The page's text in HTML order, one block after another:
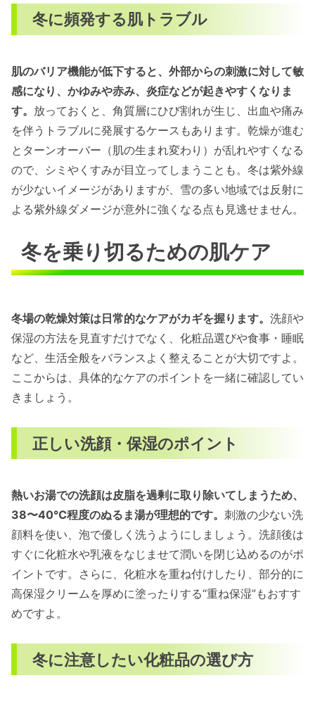
冬に頻発する肌トラブル
肌のバリア機能が低下すると、外部からの刺激に対して敏
感になり、かゆみや赤み、炎症などが起きやすくなりま
す。 放っておくと、角質層にひび割れが生じ、出血や痛み
を伴うトラブルに発展するケースもあります。乾燥が進む
とターンオーバー（肌の生まれ変わり）が乱れやすくなる
ので、シミやくすみが目立ってしまうことも。冬は紫外線
が少ないイメージがありますが、雪の多い地域では反射に
よる紫外線ダメージが意外に強くなる点も見逃せません。
冬を乗り切るための肌ケア
冬場の乾燥対策は日常的なケアがカギを握ります。 洗顔や
保湿の方法を見直すだけでなく、化粧品選びや食事・睡眠
など、生活全般をバランスよく整えることが大切ですよ。
ここからは、具体的なケアのポイントを一緒に確認してい
きましょう。
正しい洗顔・保湿のポイント
熱いお湯での洗顔は皮脂を過剰に取り除いてしまうため、
38〜40℃程度のぬるま湯が理想的です。 刺激の少ない洗
顔料を使い、泡で優しく洗うようにしましょう。洗顔後は
すぐに化粧水や乳液をなじませて潤いを閉じ込めるのがポ
イントです。さらに、化粧水を重ね付けしたり、部分的に
高保湿クリームを厚めに塗ったりする“重ね保湿”もおすす
めですよ。
冬に注意したい化粧品の選び方